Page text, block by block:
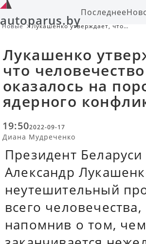
autoparus.byПоследнее
Новые
Лукашенко утверждает, что
Лукашенко
что человечество
оказалось на
ядерного
19:502022-09-17
Диана Мудреченко
Президент Беларуси
Александр
неутешительный
всего человечества,
напомнив о том, чем